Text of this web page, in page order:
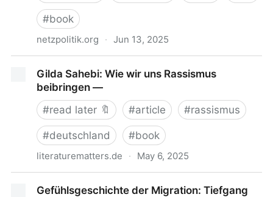
#book
netzpolitik.org · Jun 13, 2025
Gilda Sahebi: Wie wir uns Rassismus
beibringen —
#read later 🔖 #article #rassismus
#deutschland #book
literaturematters.de · May 6, 2025
Gefühlsgeschichte der Migration: Tiefgang